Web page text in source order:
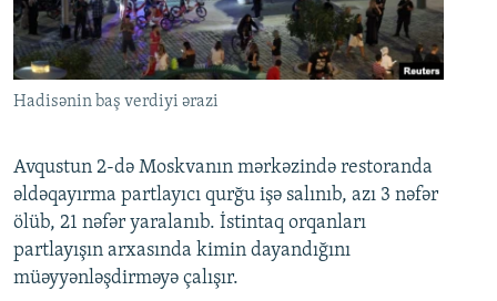
Hadisənin baş verdiyi ərazi
Avqustun 2-də Moskvanın mərkəzində restoranda
əldəqayırma partlayıcı qurğu işə salınıb, azı 3 nəfər
ölüb, 21 nəfər yaralanıb. İstintaq orqanları
partlayışın arxasında kimin dayandığını
müəyyənləşdirməyə çalışır.